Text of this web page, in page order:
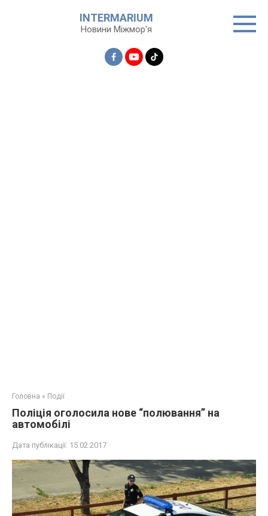
INTERMARIUM
Новини Міжмор'я
Головна » Події
Поліція оголосила нове “полювання” на
автомобілі
Дата публікації: 15.02.2017